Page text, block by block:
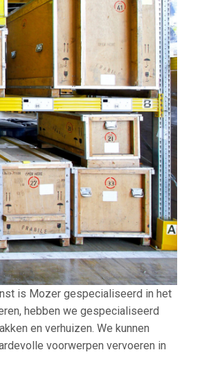
is Mozer gespecialiseerd in het
hebben we gespecialiseerd
en verhuizen. We kunnen
voorwerpen vervoeren in